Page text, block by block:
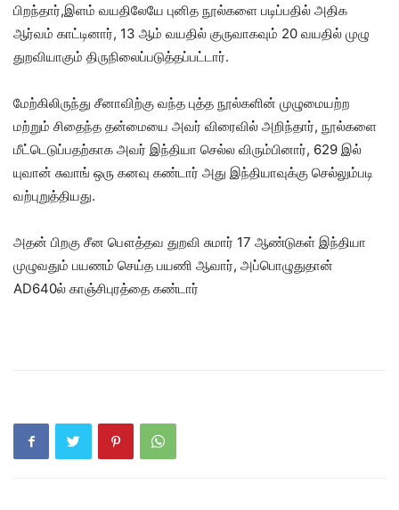
பிறந்தார்,இளம் வயதிலேயே புனித நூல்களை படிப்பதில் அதிக
ஆர்வம் காட்டினார், 13 ஆம் வயதில் குருவாகவும் 20 வயதில் முழு
துறவியாகும் திருநிலைப்படுத்தப்பட்டார்.
மேற்கிலிருந்து சீனாவிற்கு வந்த புத்த நூல்களின் முழுமையற்ற
மற்றும் சிதைந்த தன்மையை அவர் விரைவில் அறிந்தார், நூல்களை
மீட்டெடுப்பதற்காக அவர் இந்தியா செல்ல விரும்பினார், 629 இல்
யுவான் சுவாங் ஒரு கனவு கண்டார் அது இந்தியாவுக்கு செல்லும்படி
வற்புறுத்தியது.
அதன் பிறகு சீன பௌத்தவ துறவி சுமார் 17 ஆண்டுகள் இந்தியா
முழுவதும் பயணம் செய்த பயணி ஆவார், அப்பொழுதுதான்
AD640ல் காஞ்சிபுரத்தை கண்டார்